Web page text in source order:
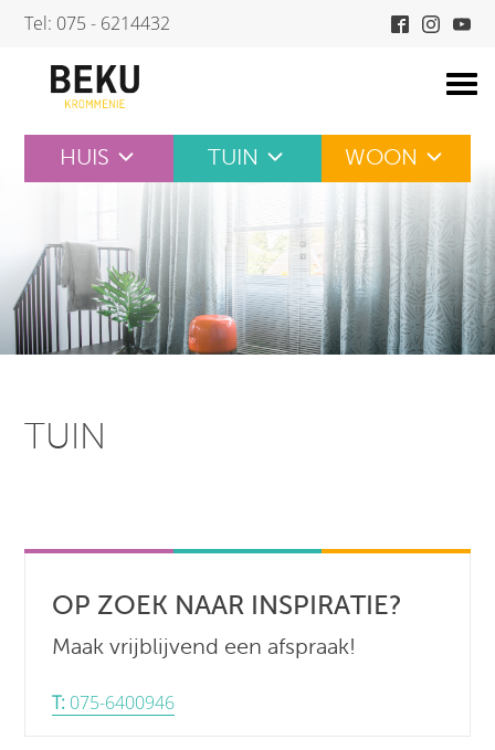
Skip
content
Tel: 075 - 6214432
HUIS TUIN WOON
TUIN
OP ZOEK NAAR INSPIRATIE?
Maak vrijblijvend een afspraak!
T: 075-6400946